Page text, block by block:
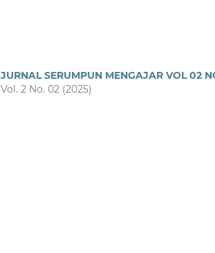
JURNAL SERUMPUN MENGAJAR VOL 02
Vol. 2 No. 02 (2025)